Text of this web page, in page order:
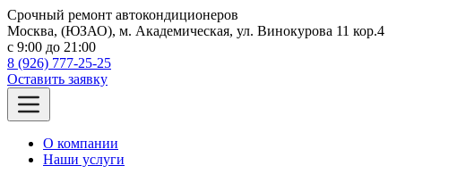
Срочный ремонт автокондиционеров
Москва, (ЮЗАО), м. Академическая, ул. Винокурова 11 кор.4
c 9:00 до 21:00
8 (926) 777-25-25
Оставить заявку
О компании
Наши услуги